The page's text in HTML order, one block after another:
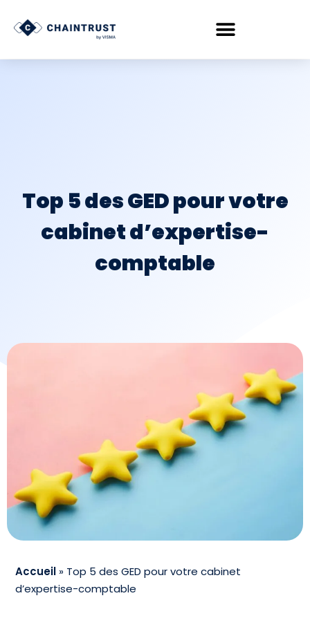
Top 5 des GED pour votre
cabinet d’expertise-
comptable
Accueil » Top 5 des GED pour votre cabinet
d’expertise-comptable